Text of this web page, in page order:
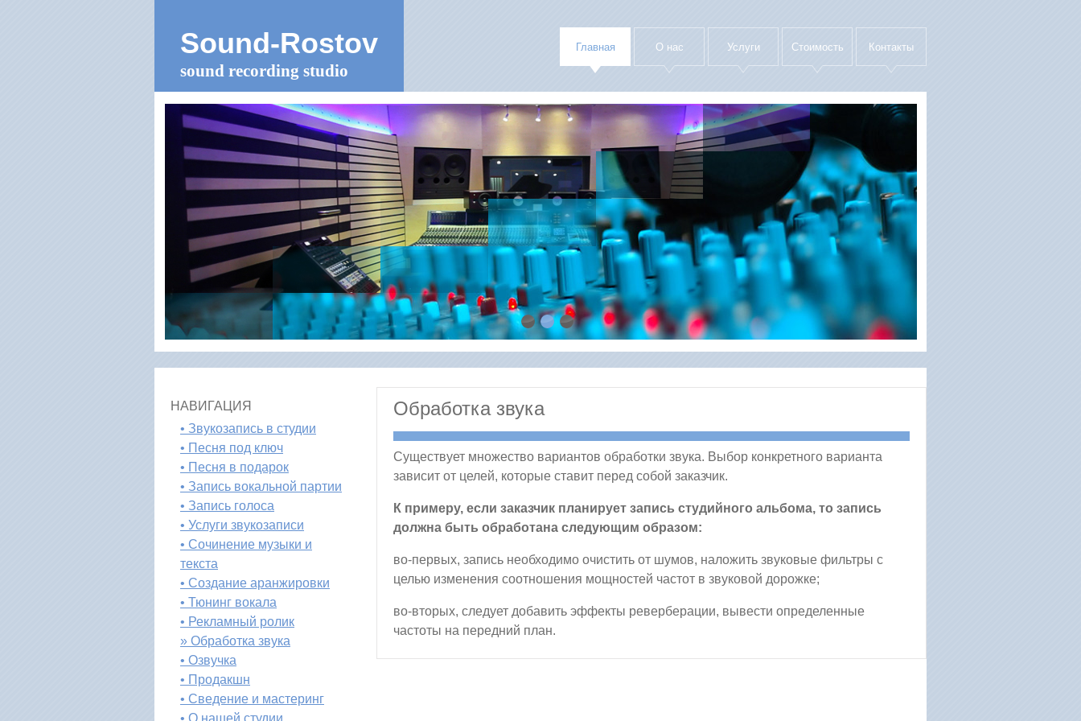
Sound-Rostov
sound recording studio
Главная О нас Услуги Стоимость Контакты
Обработка звука
Существует множество вариантов обработки звука. Выбор конкретного варианта
зависит от целей, которые ставит перед собой заказчик.
К примеру, если заказчик планирует запись студийного альбома, то запись
должна быть обработана следующим образом:
во-первых, запись необходимо очистить от шумов, наложить звуковые фильтры с
целью изменения соотношения мощностей частот в звуковой дорожке;
во-вторых, следует добавить эффекты реверберации, вывести определенные
частоты на передний план.
НАВИГАЦИЯ
• Звукозапись в студии
• Песня под ключ
• Песня в подарок
• Запись вокальной партии
• Запись голоса
• Услуги звукозаписи
• Сочинение музыки и
текста
• Создание аранжировки
• Тюнинг вокала
• Рекламный ролик
» Обработка звука
• Озвучка
• Продакшн
• Сведение и мастеринг
• О нашей студии